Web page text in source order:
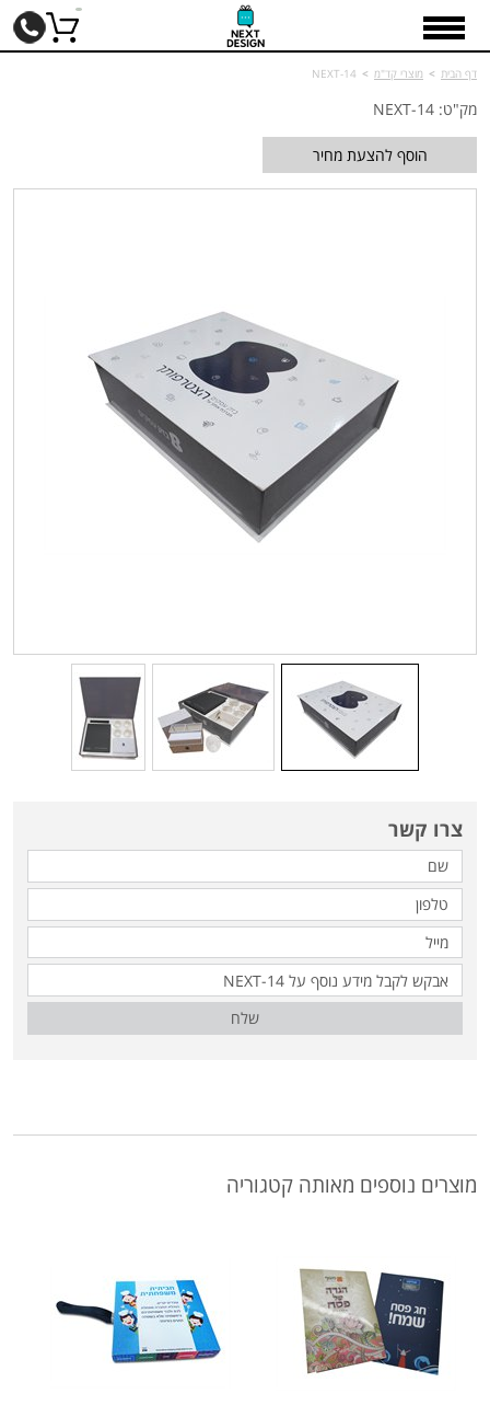
דף הבית > מוצרי קד"מ >
NEXT-14
מק"ט: NEXT-14
הוסף להצעת מחיר
צרו קשר
שלח
מוצרים נוספים מאותה קטגוריה